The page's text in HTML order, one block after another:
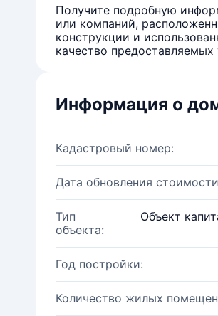
Получите подробную
или компаний,
конструкции и
качество предоставляемых
Информация о
Кадастровый номер:
Дата обновления
Тип
объекта:
Объект
Год постройки:
Количество жилых